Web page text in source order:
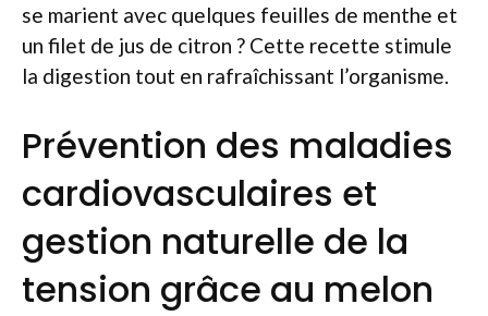
se marient avec quelques feuilles de menthe et
un filet de jus de citron ? Cette recette stimule
la digestion tout en rafraîchissant l’organisme.
Prévention des maladies
cardiovasculaires et
gestion naturelle de la
tension grâce au melon